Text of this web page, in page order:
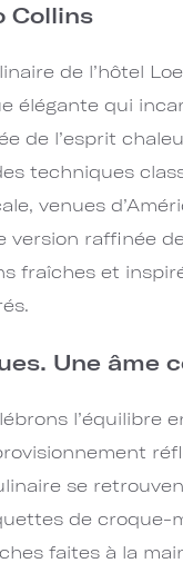
Collins
de l’hôtel
élégante qui
de l’esprit
techniques
venues
version raffinée
fraîches et
Une âme
l’équilibre
se
de croque-
faites à la